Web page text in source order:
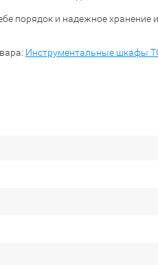
порядок и надежное
Инструментальные шкафы